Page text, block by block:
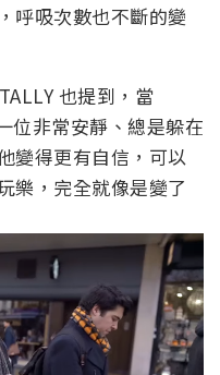
呼吸次數也不斷的變
也提到，當
位非常安靜、總是躲在
變得更有自信，可以
樂，完全就像是變了